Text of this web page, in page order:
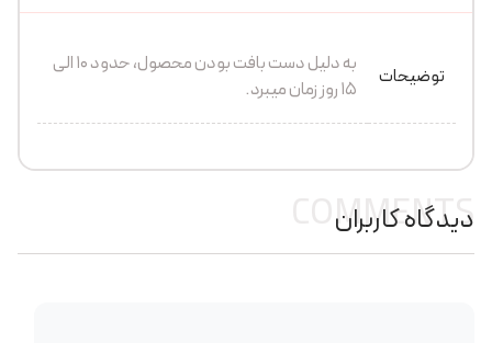
توضیحات
به دلیل دست بافت بودن محصول، حدود 10 الی
15 روز زمان میبرد.
دیدگاه کاربران
COMMENTS